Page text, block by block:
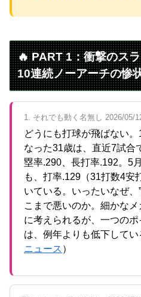
🔥 PART 1：衝撃のス
10連続ノーアーチの惨
1. それでも動く名無し 2026/05/
どうにも打球が飛ばない
なった31歳は、直近7試合
塁率.290、長打率.192。5
も、打率.129（31打数4安
いている。いったいなぜ、
こまで悪いのか。細かな
に考えられるが、一つの
は、例年よりも低下して
ニュース ）